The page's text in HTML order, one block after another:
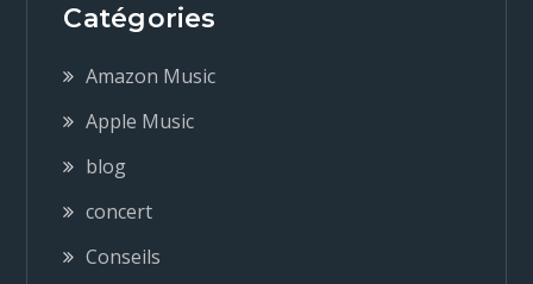
g
a
t
Catégories
Amazon Music
Apple Music
blog
concert
Conseils